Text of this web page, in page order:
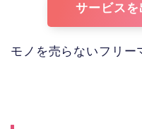
サービス
モノを売らないフリー